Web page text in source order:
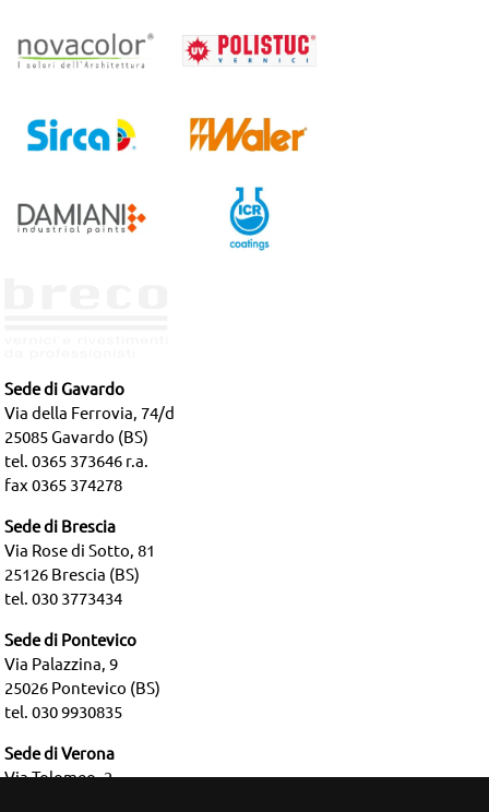
Sede di Gavardo
Via della Ferrovia, 74/d
25085 Gavardo (BS)
tel. 0365 373646 r.a.
fax 0365 374278
Sede di Brescia
Via Rose di Sotto, 81
25126 Brescia (BS)
tel. 030 3773434
Sede di Pontevico
Via Palazzina, 9
25026 Pontevico (BS)
tel. 030 9930835
Sede di Verona
Via Tolomeo, 2